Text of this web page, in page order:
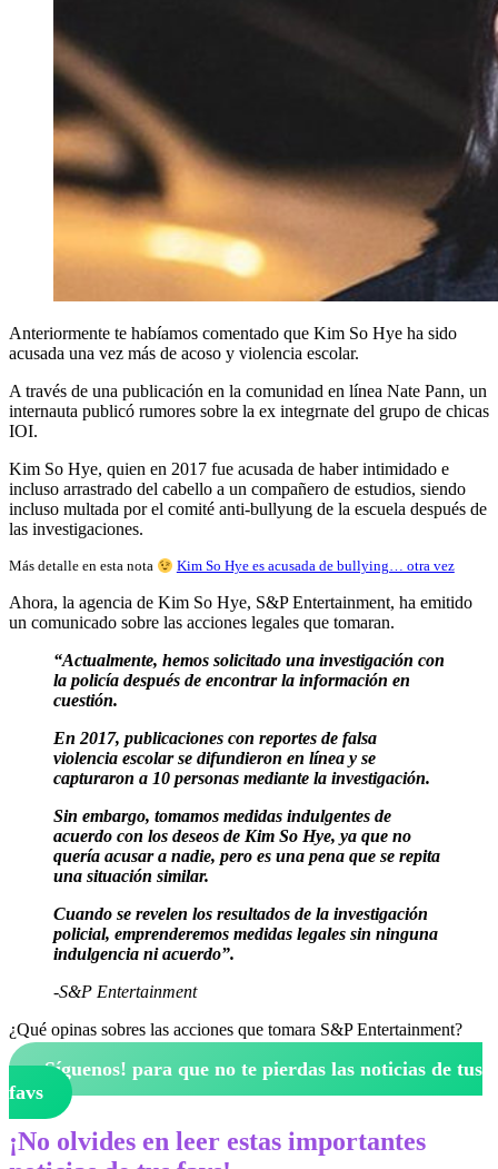
Anteriormente te habíamos comentado que Kim So Hye ha sido
acusada una vez más de acoso y violencia escolar.
A través de una publicación en la comunidad en línea Nate Pann, un
internauta publicó rumores sobre la ex integrnate del grupo de chicas
IOI.
Kim So Hye, quien en 2017 fue acusada de haber intimidado e
incluso arrastrado del cabello a un compañero de estudios, siendo
incluso multada por el comité anti-bullyung de la escuela después de
las investigaciones.
Más detalle en esta nota Kim So Hye es acusada de bullying… otra vez
Ahora, la agencia de Kim So Hye, S&P Entertainment, ha emitido
un comunicado sobre las acciones legales que tomaran.
“Actualmente, hemos solicitado una investigación con
la policía después de encontrar la información en
cuestión.
En 2017, publicaciones con reportes de falsa
violencia escolar se difundieron en línea y se
capturaron a 10 personas mediante la investigación.
Sin embargo, tomamos medidas indulgentes de
acuerdo con los deseos de Kim So Hye, ya que no
quería acusar a nadie, pero es una pena que se repita
una situación similar.
Cuando se revelen los resultados de la investigación
policial, emprenderemos medidas legales sin ninguna
indulgencia ni acuerdo”.
-S&P Entertainment
¿Qué opinas sobres las acciones que tomara S&P Entertainment?
¡Síguenos! para que no te pierdas las noticias de tus
favs
¡No olvides en leer estas importantes